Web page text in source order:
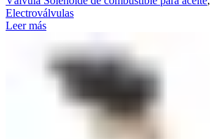
Electroválvulas
Leer más